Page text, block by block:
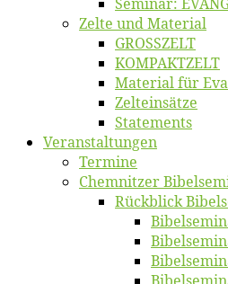
Zel­te und Material
GROSSZELT
KOMPAKTZELT
Ma­te­ri­al für
Zelt­ein­sät­ze
State­ments
Ver­an­stal­tun­gen
Ter­mi­ne
Chemnit­zer
Rück­blick